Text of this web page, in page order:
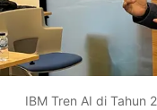
IBM Tren AI di Tahun